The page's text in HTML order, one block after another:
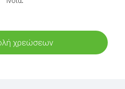
χρεώσεων